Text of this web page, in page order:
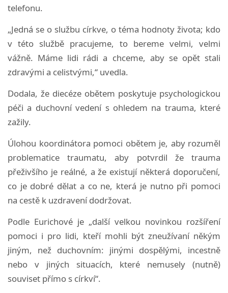
telefonu.
„Jedná se o službu církve, o téma hodnoty života; kdo
v této službě pracujeme, to bereme velmi, velmi
vážně. Máme lidi rádi a chceme, aby se opět stali
zdravými a celistvými,“ uvedla.
Dodala, že diecéze obětem poskytuje psychologickou
péči a duchovní vedení s ohledem na trauma, které
zažily.
Úlohou koordinátora pomoci obětem je, aby rozuměl
problematice traumatu, aby potvrdil že trauma
přeživšího je reálné, a že existují některá doporučení,
co je dobré dělat a co ne, která je nutno při pomoci
na cestě k uzdravení dodržovat.
Podle Eurichové je „další velkou novinkou rozšíření
pomoci i pro lidi, kteří mohli být zneužívaní někým
jiným, než duchovním: jinými dospělými, incestně
nebo v jiných situacích, které nemusely (nutně)
souviset přímo s církví“.